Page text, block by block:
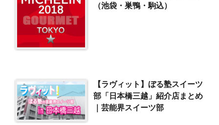
（池袋・巣鴨・駒込）
【ラヴィット】ぼる塾スイーツ
部「日本橋三越」紹介店まとめ
｜芸能界スイーツ部